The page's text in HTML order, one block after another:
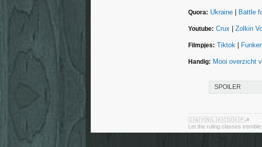
Quora: Ukraine Battle
Youtube: Crux Zolkin
Filmpjes: Tiktok
Handig: Mooi overzicht
SPOILER
🇨🇳🇻🇳🇱🇦🇨🇺🇰🇵☭
Let the ruling classes